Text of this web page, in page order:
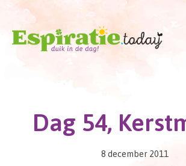
Doorgaan
inhoud
Dag 54,
8 december 2011